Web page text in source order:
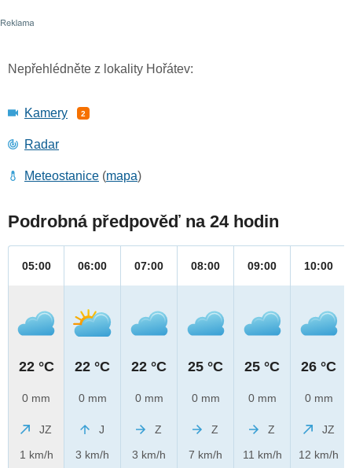
Nepřehlédněte z lokality Hořátev:
Kamery 2
Radar
Meteostanice (mapa)
Podrobná předpověď na 24 hodin
05:00
22 °C
0 mm
JZ
1 km/h
06:00
22 °C
0 mm
J
3 km/h
07:00
22 °C
0 mm
Z
3 km/h
08:00
25 °C
0 mm
Z
7 km/h
09:00
25 °C
0 mm
Z
11 km/h
10:00
26 °C
0 mm
JZ
12 km/h